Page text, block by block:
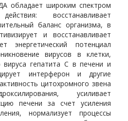
широким спектром
восстанавливает
баланс организма, в
и восстанавливает
энергетический потенциал
вирусов в клетки,
вируса гепатита С в печени и
интерферон и другие
цитохромного звена
усиливает
печени за счет усиления
нормализует процессы